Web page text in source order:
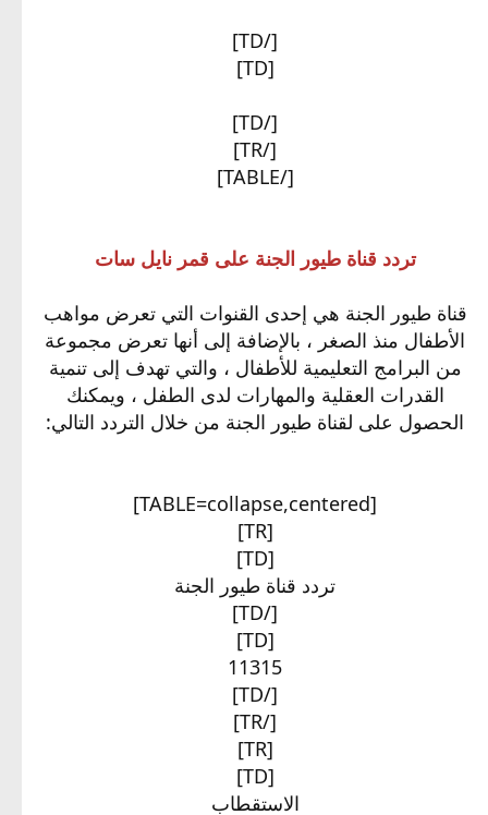
[/TD]
[TD]
[/TD]
[/TR]
[/TABLE]
تردد قناة طيور الجنة على قمر نايل سات
قناة طيور الجنة هي إحدى القنوات التي تعرض مواهب
الأطفال منذ الصغر ، بالإضافة إلى أنها تعرض مجموعة
من البرامج التعليمية للأطفال ، والتي تهدف إلى تنمية
القدرات العقلية والمهارات لدى الطفل ، ويمكنك
الحصول على لقناة طيور الجنة من خلال التردد التالي:
[TABLE=collapse,centered]
[TR]
[TD]
تردد قناة طيور الجنة​
[/TD]
[TD]
11315​
[/TD]
[/TR]
[TR]
[TD]
الاستقطاب​